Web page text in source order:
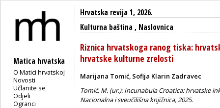
Matica hrvatska
O Matici hrvatskoj
Novosti
Učlanite se
Odjeli
Ogranci
Hrvatska revija 1, 2026.
Kulturna baština , Naslovnica
Riznica hrvatskoga ranog tiska:
hrvatske kulturne zrelosti
Marijana Tomić, Sofija Klarin Zadravec
Tomić, M. (ur.): Incunabula Croatica: hrvatske
Nacionalna i sveučilišna knjižnica, 2025.